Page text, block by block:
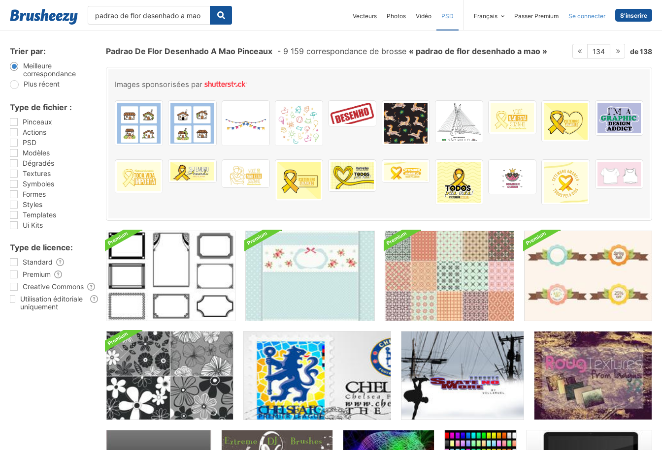
Vecteurs Photos Vidéo PSD Français Passer Premium Se connecter S'inscrire
Trier par:
Meilleure
correspondance
Plus récent
Type de fichier :
Pinceaux
Actions
PSD
Modèles
Dégradés
Textures
Symboles
Formes
Styles
Templates
Ui Kits
Type de licence:
Standard
Premium
Creative Commons
Utilisation éditoriale
uniquement
Padrao De Flor Desenhado A Mao Pinceaux - 9 159 correspondance de brosse padrao de flor desenhado a mao 134 de 138
Images sponsorisées par